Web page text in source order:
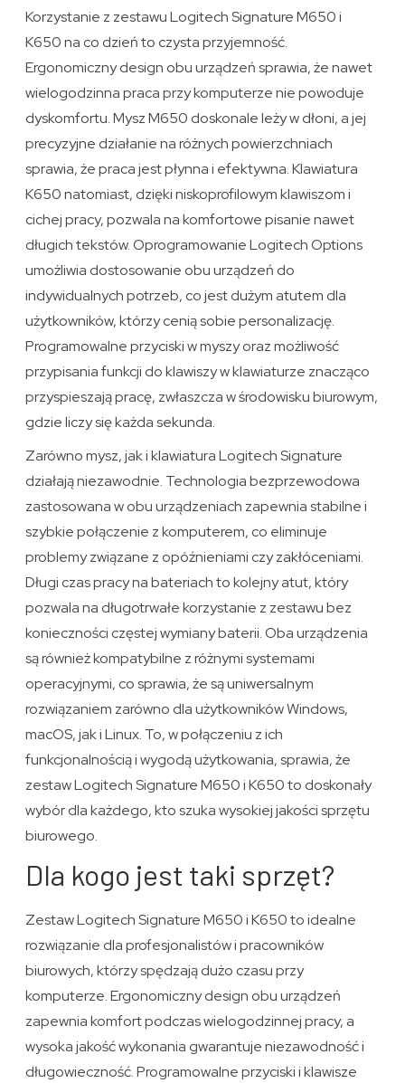
Korzystanie z zestawu Logitech Signature M650 i
K650 na co dzień to czysta przyjemność.
Ergonomiczny design obu urządzeń sprawia, że nawet
wielogodzinna praca przy komputerze nie powoduje
dyskomfortu. Mysz M650 doskonale leży w dłoni, a jej
precyzyjne działanie na różnych powierzchniach
sprawia, że praca jest płynna i efektywna. Klawiatura
K650 natomiast, dzięki niskoprofilowym klawiszom i
cichej pracy, pozwala na komfortowe pisanie nawet
długich tekstów. Oprogramowanie Logitech Options
umożliwia dostosowanie obu urządzeń do
indywidualnych potrzeb, co jest dużym atutem dla
użytkowników, którzy cenią sobie personalizację.
Programowalne przyciski w myszy oraz możliwość
przypisania funkcji do klawiszy w klawiaturze znacząco
przyspieszają pracę, zwłaszcza w środowisku biurowym,
gdzie liczy się każda sekunda.
Zarówno mysz, jak i klawiatura Logitech Signature
działają niezawodnie. Technologia bezprzewodowa
zastosowana w obu urządzeniach zapewnia stabilne i
szybkie połączenie z komputerem, co eliminuje
problemy związane z opóźnieniami czy zakłóceniami.
Długi czas pracy na bateriach to kolejny atut, który
pozwala na długotrwałe korzystanie z zestawu bez
konieczności częstej wymiany baterii. Oba urządzenia
są również kompatybilne z różnymi systemami
operacyjnymi, co sprawia, że są uniwersalnym
rozwiązaniem zarówno dla użytkowników Windows,
macOS, jak i Linux. To, w połączeniu z ich
funkcjonalnością i wygodą użytkowania, sprawia, że
zestaw Logitech Signature M650 i K650 to doskonały
wybór dla każdego, kto szuka wysokiej jakości sprzętu
biurowego.
Dla kogo jest taki sprzęt?
Zestaw Logitech Signature M650 i K650 to idealne
rozwiązanie dla profesjonalistów i pracowników
biurowych, którzy spędzają dużo czasu przy
komputerze. Ergonomiczny design obu urządzeń
zapewnia komfort podczas wielogodzinnej pracy, a
wysoka jakość wykonania gwarantuje niezawodność i
długowieczność. Programowalne przyciski i klawisze